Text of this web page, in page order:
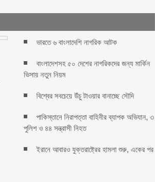
ভারতে ৬ বাংলাদেশি নাগরিক আটক
বাংলাদেশসহ ৫০ দেশের নাগরিকদের জন্য মার্কিন
ভিসায় নতুন নিয়ম
বিশ্বের সবচেয়ে উঁচু টাওয়ার বানাচ্ছে সৌদি
পাকিস্তানে নিরাপত্তা বাহিনীর ব্যাপক অভিযান, ৩
পুলিশ ও ৪৪ সন্ত্রাসী নিহত
ইরানে আবারও যুক্তরাষ্ট্রের হামলা শুরু, একের পর